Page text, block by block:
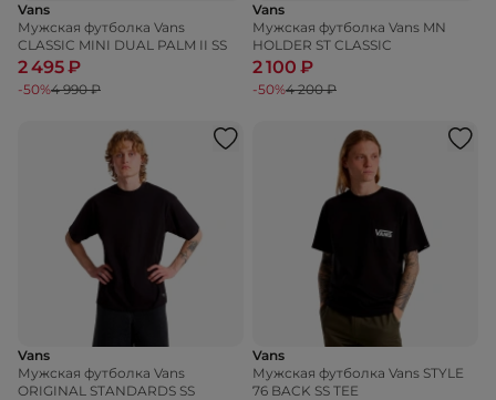
Vans
Мужская футболка Vans
CLASSIC MINI DUAL PALM II SS
2 495 ₽
-50%4 990 ₽
Vans
Мужская футболка Vans MN
HOLDER ST CLASSIC
2 100 ₽
-50%4 200 ₽
Vans
Мужская футболка Vans
ORIGINAL STANDARDS SS
Vans
Мужская футболка Vans STYLE
76 BACK SS TEE